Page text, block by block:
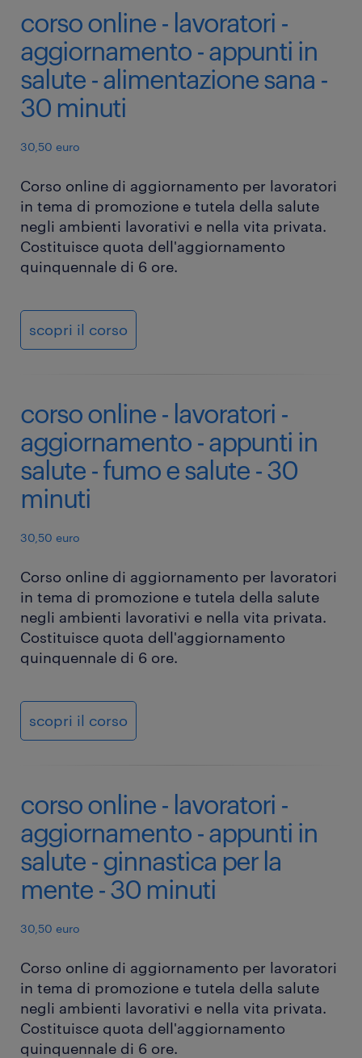
corso online - lavoratori -
aggiornamento - appunti in
salute - alimentazione sana -
30 minuti
30,50 euro
Corso online di aggiornamento per lavoratori
in tema di promozione e tutela della salute
negli ambienti lavorativi e nella vita privata.
Costituisce quota dell'aggiornamento
quinquennale di 6 ore.
scopri il corso
corso online - lavoratori -
aggiornamento - appunti in
salute - fumo e salute - 30
minuti
30,50 euro
Corso online di aggiornamento per lavoratori
in tema di promozione e tutela della salute
negli ambienti lavorativi e nella vita privata.
Costituisce quota dell'aggiornamento
quinquennale di 6 ore.
scopri il corso
corso online - lavoratori -
aggiornamento - appunti in
salute - ginnastica per la
mente - 30 minuti
30,50 euro
Corso online di aggiornamento per lavoratori
in tema di promozione e tutela della salute
negli ambienti lavorativi e nella vita privata.
Costituisce quota dell'aggiornamento
quinquennale di 6 ore.